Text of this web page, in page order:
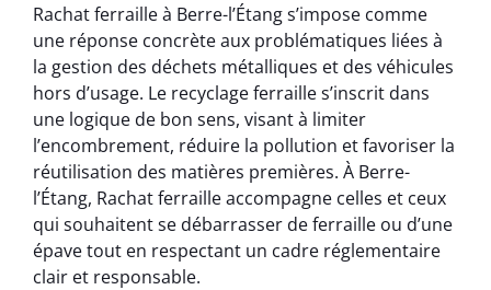
Rachat ferraille à Berre-l’Étang s’impose comme
une réponse concrète aux problématiques liées à
la gestion des déchets métalliques et des véhicules
hors d’usage. Le recyclage ferraille s’inscrit dans
une logique de bon sens, visant à limiter
l’encombrement, réduire la pollution et favoriser la
réutilisation des matières premières. À Berre-
l’Étang, Rachat ferraille accompagne celles et ceux
qui souhaitent se débarrasser de ferraille ou d’une
épave tout en respectant un cadre réglementaire
clair et responsable.